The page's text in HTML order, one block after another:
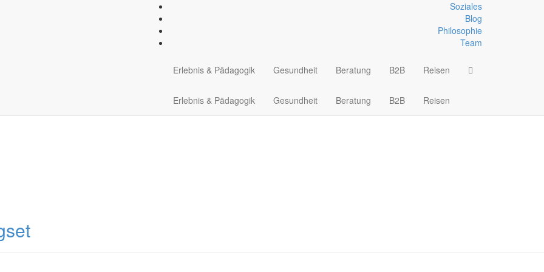
Soziales
Blog
Philosophie
Team
Erlebnis & Pädagogik Gesundheit Beratung B2B Reisen
Erlebnis & Pädagogik Gesundheit Beratung B2B Reisen
Ausrüstung: